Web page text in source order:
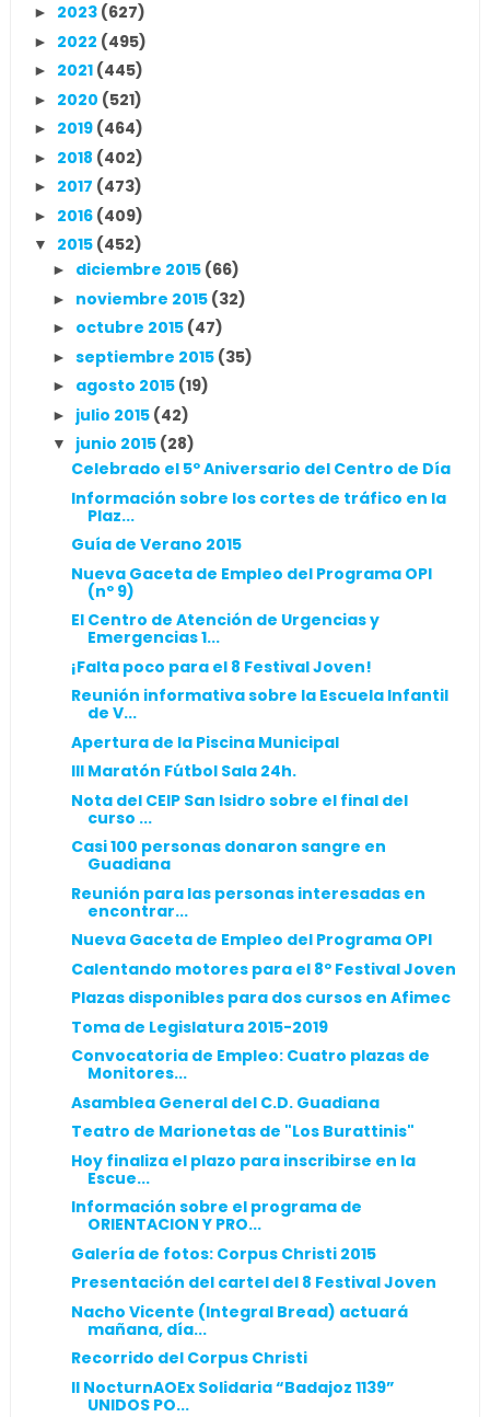
► 2023 (627)
► 2022 (495)
► 2021 (445)
► 2020 (521)
► 2019 (464)
► 2018 (402)
► 2017 (473)
► 2016 (409)
▼ 2015 (452)
► diciembre 2015 (66)
► noviembre 2015 (32)
► octubre 2015 (47)
► septiembre 2015 (35)
► agosto 2015 (19)
► julio 2015 (42)
▼ junio 2015 (28)
Celebrado el 5º Aniversario del Centro de Día
Información sobre los cortes de tráfico en la
Plaz...
Guía de Verano 2015
Nueva Gaceta de Empleo del Programa OPI
(nº 9)
El Centro de Atención de Urgencias y
Emergencias 1...
¡Falta poco para el 8 Festival Joven!
Reunión informativa sobre la Escuela Infantil
de V...
Apertura de la Piscina Municipal
III Maratón Fútbol Sala 24h.
Nota del CEIP San Isidro sobre el final del
curso ...
Casi 100 personas donaron sangre en
Guadiana
Reunión para las personas interesadas en
encontrar...
Nueva Gaceta de Empleo del Programa OPI
Calentando motores para el 8º Festival Joven
Plazas disponibles para dos cursos en Afimec
Toma de Legislatura 2015-2019
Convocatoria de Empleo: Cuatro plazas de
Monitores...
Asamblea General del C.D. Guadiana
Teatro de Marionetas de "Los Burattinis"
Hoy finaliza el plazo para inscribirse en la
Escue...
Información sobre el programa de
ORIENTACION Y PRO...
Galería de fotos: Corpus Christi 2015
Presentación del cartel del 8 Festival Joven
Nacho Vicente (Integral Bread) actuará
mañana, día...
Recorrido del Corpus Christi
II NocturnAOEx Solidaria “Badajoz 1139”
UNIDOS PO...